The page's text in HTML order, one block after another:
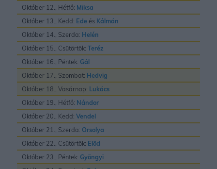
Október 12., Hétfő: Miksa
Október 13., Kedd: Ede és Kálmán
Október 14., Szerda: Helén
Október 15., Csütörtök: Teréz
Október 16., Péntek: Gál
Október 17., Szombat: Hedvig
Október 18., Vasárnap: Lukács
Október 19., Hétfő: Nándor
Október 20., Kedd: Vendel
Október 21., Szerda: Orsolya
Október 22., Csütörtök: Elõd
Október 23., Péntek: Gyöngyi